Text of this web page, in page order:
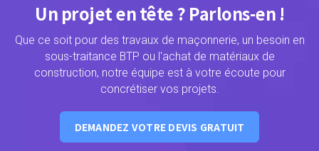
Un projet en tête ? Parlons-en !
Que ce soit pour des travaux de maçonnerie, un besoin en
sous-traitance BTP ou l'achat de matériaux de
construction, notre équipe est à votre écoute pour
concrétiser vos projets.
DEMANDEZ VOTRE DEVIS GRATUIT